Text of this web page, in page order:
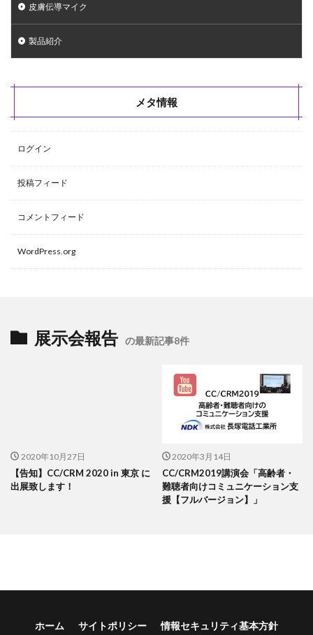
皮膚伝導マイク
製品紹介
メタ情報
ログイン
投稿フィード
コメントフィード
WordPress.org
展示会報告 の最新記事8件
2020年10月27日
【告知】CC/CRM 2020 in 東京 に
出展致します！
2020年3月14日
CC/CRM2019講演会「高齢者・
難聴者向けコミュニケーション支
援【フルバージョン】」
ホーム サイトポリシー 情報セキュリティ基本方針